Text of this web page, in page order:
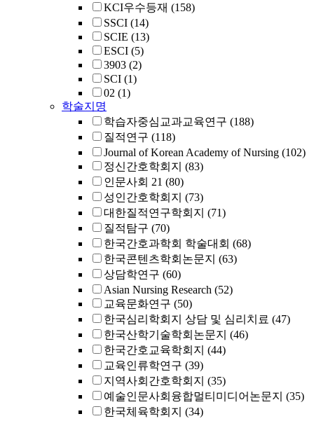
KCI우수등재 (158)
SSCI (14)
SCIE (13)
ESCI (5)
3903 (2)
SCI (1)
02 (1)
학술지명
학습자중심교과교육연구 (188)
질적연구 (118)
Journal of Korean Academy of Nursing (102)
정신간호학회지 (83)
인문사회 21 (80)
성인간호학회지 (73)
대한질적연구학회지 (71)
질적탐구 (70)
한국간호과학회 학술대회 (68)
한국콘텐츠학회논문지 (63)
상담학연구 (60)
Asian Nursing Research (52)
교육문화연구 (50)
한국심리학회지 상담 및 심리치료 (47)
한국산학기술학회논문지 (46)
한국간호교육학회지 (44)
교육인류학연구 (39)
지역사회간호학회지 (35)
예술인문사회융합멀티미디어논문지 (35)
한국체육학회지 (34)